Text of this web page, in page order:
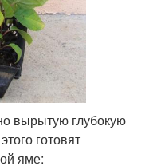
вырытую глубокую
готовят
яме: